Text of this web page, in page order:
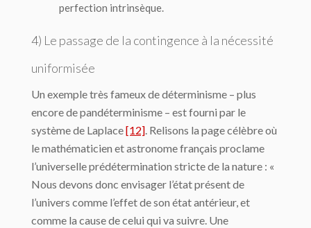
perfection intrinsèque.
4) Le passage de la contingence à la nécessité
uniformisée
Un exemple très fameux de déterminisme – plus
encore de pandéterminisme – est fourni par le
système de Laplace[12] . Relisons la page célèbre où
le mathématicien et astronome français proclame
l’universelle prédétermination stricte de la nature : «
Nous devons donc envisager l’état présent de
l’univers comme l’effet de son état antérieur, et
comme la cause de celui qui va suivre. Une